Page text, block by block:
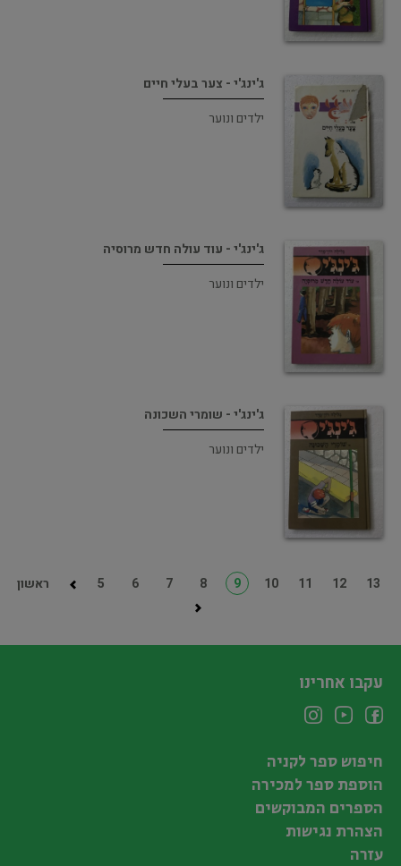
ג'ינג'י - צער בעלי חיים
ילדים ונוער
ג'ינג'י - עוד עולה חדש מרוסיה
ילדים ונוער
ג'ינג'י - שומרי השכונה
ילדים ונוער
ראשון 5 6 7 8 9 10 11 12 13
עקבו אחרינו
חיפוש ספר לקניה
הוספת ספר למכירה
הספרים המבוקשים
הצהרת נגישות
עזרה